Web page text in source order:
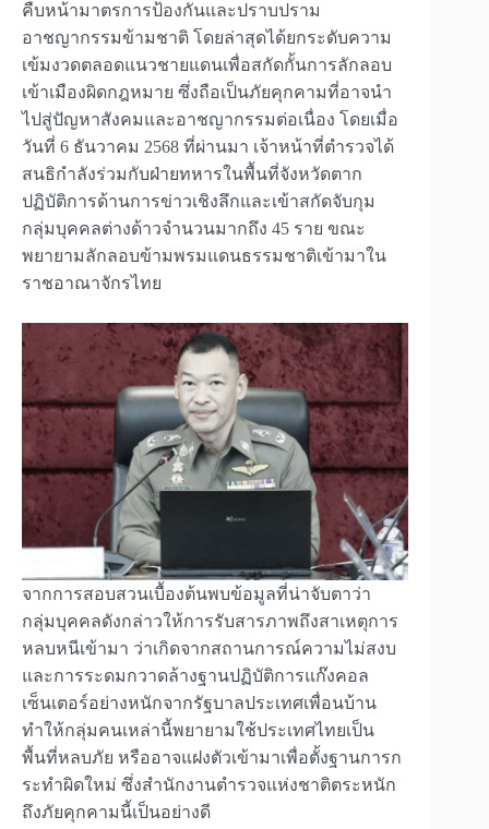
คืบหน้ามาตรการป้องกันและปราบปราม
อาชญากรรมข้ามชาติ โดยล่าสุดได้ยกระดับความ
เข้มงวดตลอดแนวชายแดนเพื่อสกัดกั้นการลักลอบ
เข้าเมืองผิดกฎหมาย ซึ่งถือเป็นภัยคุกคามที่อาจนำ
ไปสู่ปัญหาสังคมและอาชญากรรมต่อเนื่อง โดยเมื่อ
วันที่ 6 ธันวาคม 2568 ที่ผ่านมา เจ้าหน้าที่ตำรวจได้
สนธิกำลังร่วมกับฝ่ายทหารในพื้นที่จังหวัดตาก
ปฏิบัติการด้านการข่าวเชิงลึกและเข้าสกัดจับกุม
กลุ่มบุคคลต่างด้าวจำนวนมากถึง 45 ราย ขณะ
พยายามลักลอบข้ามพรมแดนธรรมชาติเข้ามาใน
ราชอาณาจักรไทย
จากการสอบสวนเบื้องต้นพบข้อมูลที่น่าจับตาว่า
กลุ่มบุคคลดังกล่าวให้การรับสารภาพถึงสาเหตุการ
หลบหนีเข้ามา ว่าเกิดจากสถานการณ์ความไม่สงบ
และการระดมกวาดล้างฐานปฏิบัติการแก๊งคอล
เซ็นเตอร์อย่างหนักจากรัฐบาลประเทศเพื่อนบ้าน
ทำให้กลุ่มคนเหล่านี้พยายามใช้ประเทศไทยเป็น
พื้นที่หลบภัย หรืออาจแฝงตัวเข้ามาเพื่อตั้งฐานการก
ระทำผิดใหม่ ซึ่งสำนักงานตำรวจแห่งชาติตระหนัก
ถึงภัยคุกคามนี้เป็นอย่างดี